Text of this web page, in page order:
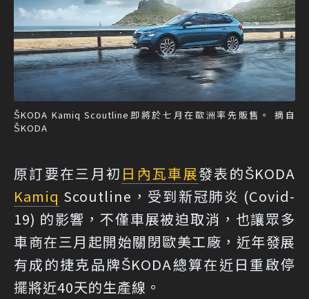
ŠKODA Kamiq Scoutline即將於七月在歐洲率先販售。 摘自
ŠKODA
原訂要在三月初 日內瓦車展發表的ŠKODA
Kamiq Scoutline，受到新冠肺炎 (Covid-
19) 的影響，不僅車展被迫取消，也讓眾多
車商在三月起開始關閉歐美工廠，近年發展
有成的捷克品牌ŠKODA總算在近日重啟停
擺將近40天的生產線。